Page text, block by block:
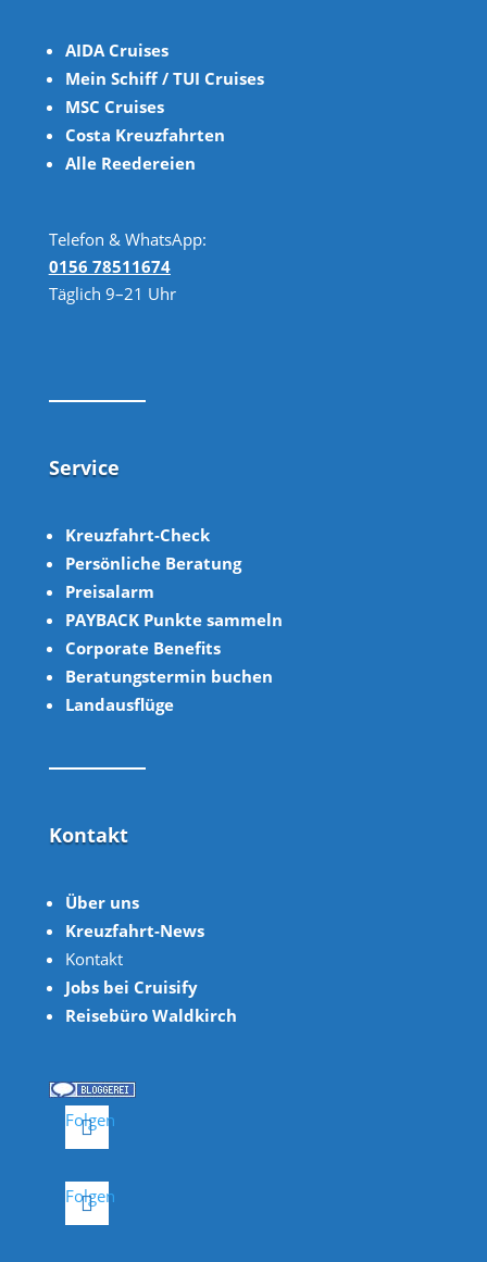
AIDA Cruises
Mein Schiff / TUI Cruises
MSC Cruises
Costa Kreuzfahrten
Alle Reedereien
Telefon & WhatsApp:
0156 78511674
Täglich 9–21 Uhr
Service
Kreuzfahrt-Check
Persönliche Beratung
Preisalarm
PAYBACK Punkte sammeln
Corporate Benefits
Beratungstermin buchen
Landausflüge
Kontakt
Über uns
Kreuzfahrt-News
Kontakt
Jobs bei Cruisify
Reisebüro Waldkirch
Folgen
Folgen